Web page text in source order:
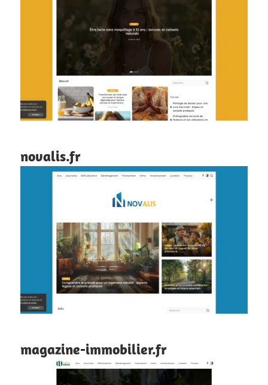
novalis.fr
magazine-immobilier.fr